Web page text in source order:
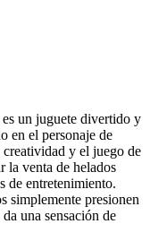
es un juguete divertido y
en el personaje de
y el juego de
la venta de helados
de entretenimiento.
simplemente presionen
una sensación de